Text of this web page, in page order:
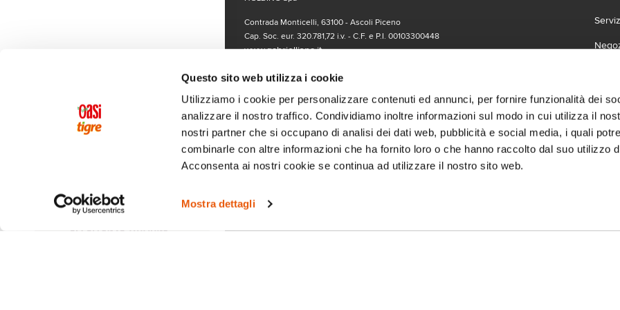
Questo sito web utilizza i cookie
Utilizziamo i cookie per personalizzare contenuti ed annunci, per fornire funzionalità dei
analizzare il nostro traffico. Condividiamo inoltre informazioni sul modo in cui utilizza il
nostri partner che si occupano di analisi dei dati web, pubblicità e social media, i quali
combinarle con altre informazioni che ha fornito loro o che hanno raccolto dal suo utilizzo
Acconsenta ai nostri cookie se continua ad utilizzare il nostro sito web.
Mostra dettagli
Contrada Monticelli, 63100 - Ascoli Piceno
Cap. Soc. eur. 320.781,72 i.v. - C.F. e P.I. 00103300448
www.gabriellispa.it
Per segnalazioni o richieste di informazioni, ti invitiamo a compilare l'apposito